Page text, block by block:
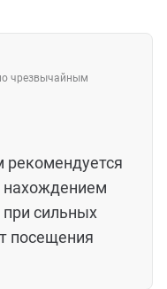
чрезвычайным
рекомендуется
нахождением
при сильных
посещения